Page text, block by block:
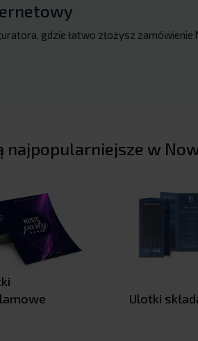
gdzie łatwo złożysz zamówienie
najpopularniejsze w
Ulotki